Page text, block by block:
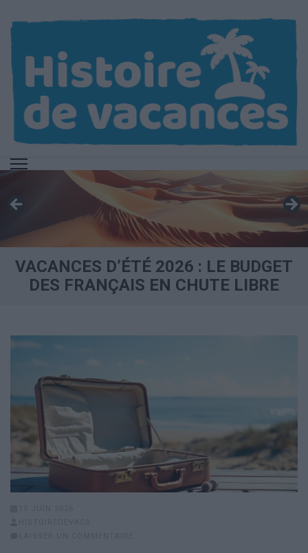
contenu
(Pressez
Entrée)
VACANCES D’ÉTÉ 2026 : LE BUDGET
DES FRANÇAIS EN CHUTE LIBRE